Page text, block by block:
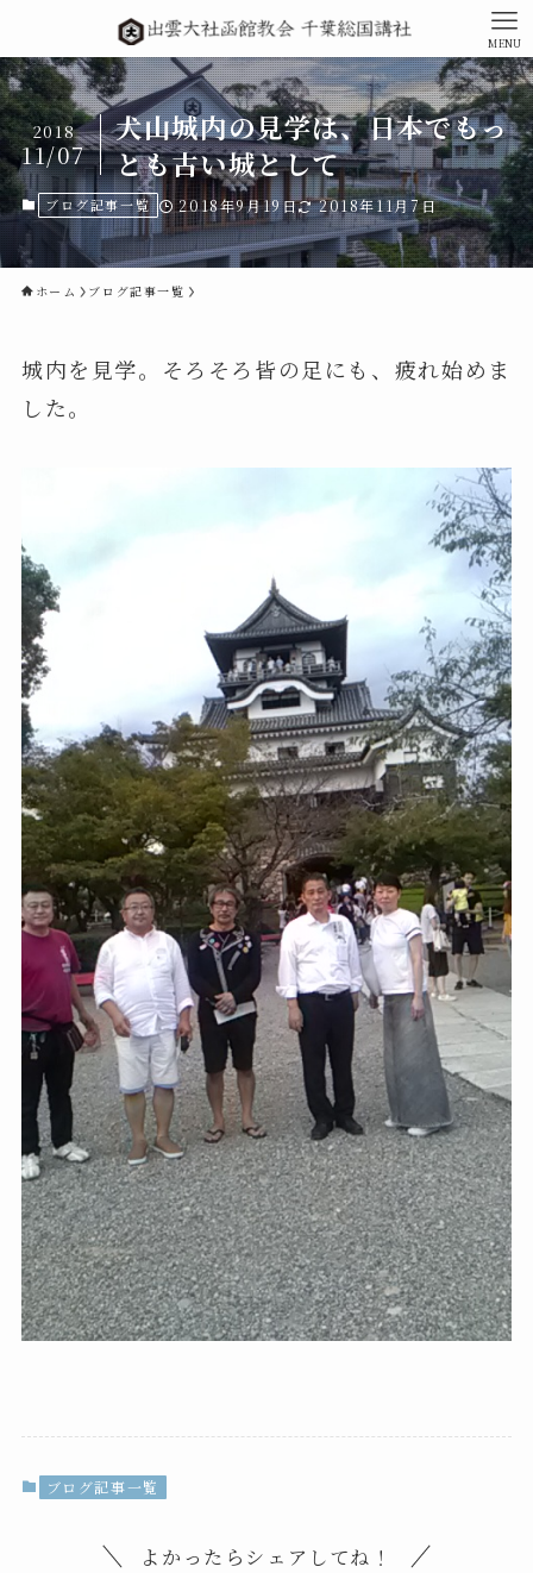
MENU
犬山城内の見学は、日本でもっ
とも古い城として
2018
11/07
ブログ記事一覧 2018年9月19日 2018年11月7日
ホーム ブログ記事一覧
城内を見学。そろそろ皆の足にも、疲れ始めま
した。
ブログ記事一覧
よかったらシェアしてね！